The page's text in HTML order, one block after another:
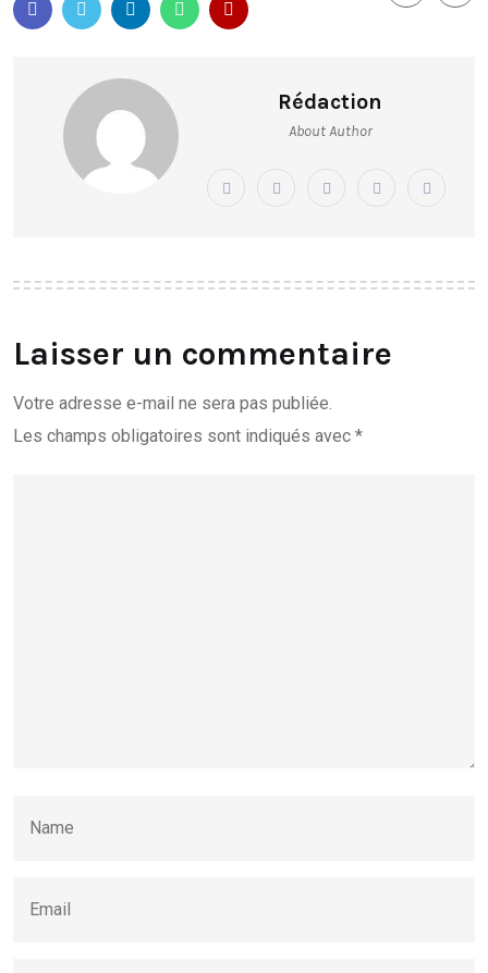
Rédaction
About Author
Laisser un commentaire
Votre adresse e-mail ne sera pas publiée.
Les champs obligatoires sont indiqués avec *